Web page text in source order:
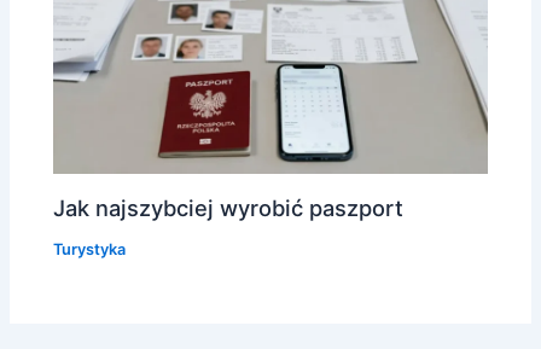
Jak najszybciej wyrobić paszport
Turystyka